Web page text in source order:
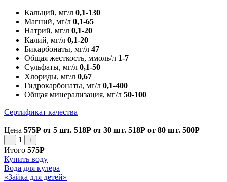
Кальций, мг/л 0,1-130
Магний, мг/л 0,1-65
Натрий, мг/л 0,1-20
Калий, мг/л 0,1-20
Бикарбонаты, мг/л 47
Общая жесткость, ммоль/л 1-7
Сульфаты, мг/л 0,1-50
Хлориды, мг/л 0,67
Гидрокарбонаты, мг/л 0,1-400
Общая минерализация, мг/л 50-100
Сертификат качества
Цена 575Р от 5 шт. 518Р от 30 шт. 518Р от 80 шт. 500Р
− 1 +
Итого 575Р
Купить воду
Вода для кулера
«Зайка для детей»